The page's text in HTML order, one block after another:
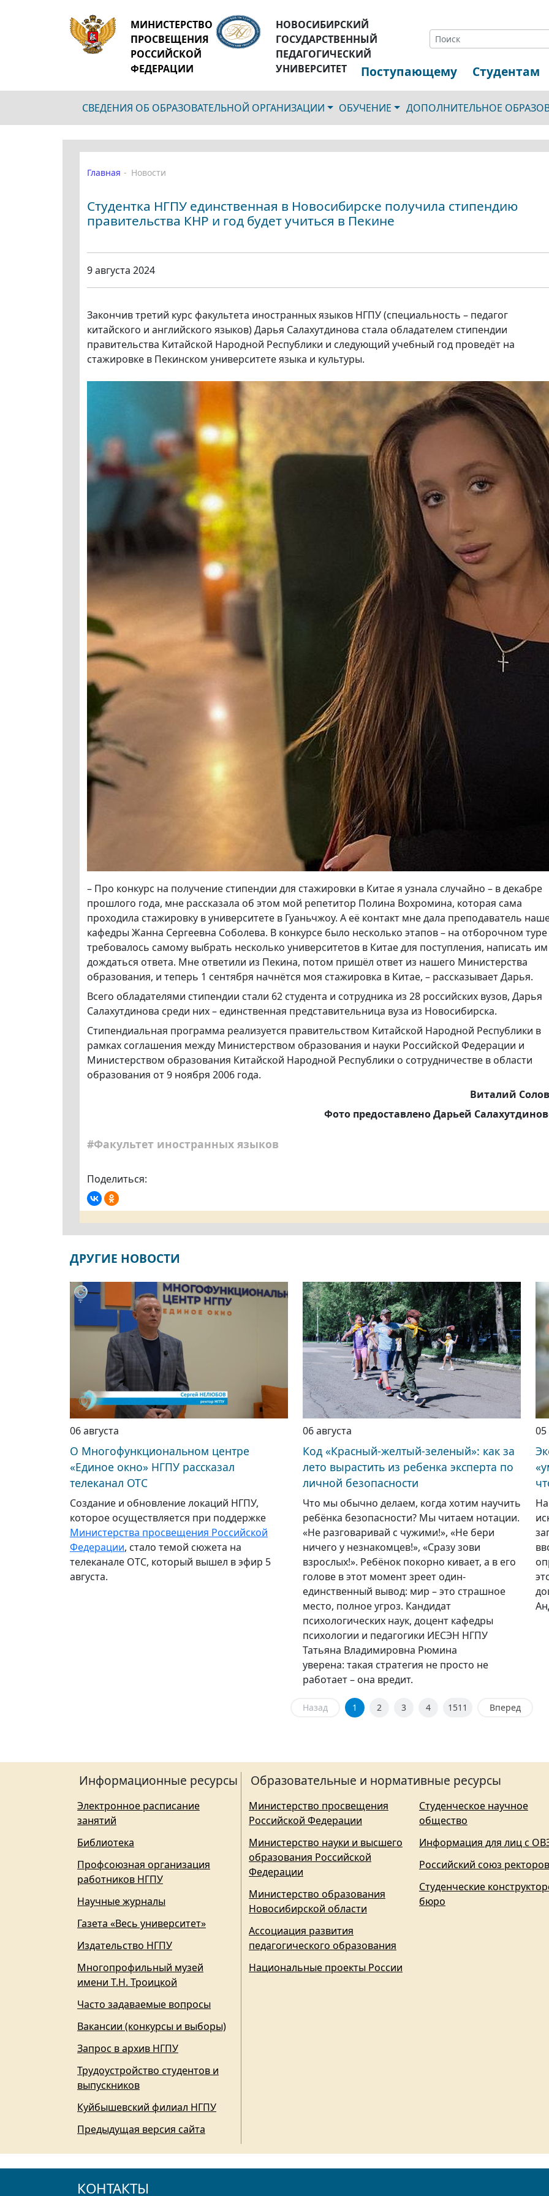
МИНИСТЕРСТВО
ПРОСВЕЩЕНИЯ
РОССИЙСКОЙ
ФЕДЕРАЦИИ
НОВОСИБИРСКИЙ
ГОСУДАРСТВЕННЫЙ
ПЕДАГОГИЧЕСКИЙ
УНИВЕРСИТЕТ
Поступающему Студентам
СВЕДЕНИЯ ОБ ОБРАЗОВАТЕЛЬНОЙ ОРГАНИЗАЦИИ ОБУЧЕНИЕ ДОПОЛНИТЕЛЬНОЕ
Главная Новости
Студентка НГПУ единственная в Новосибирске получила стипендию
правительства КНР и год будет учиться в Пекине
9 августа 2024
Закончив третий курс факультета иностранных языков НГПУ (специальность – педагог
китайского и английского языков) Дарья Салахутдинова стала обладателем стипендии
правительства Китайской Народной Республики и следующий учебный год проведёт на
стажировке в Пекинском университете языка и культуры.
– Про конкурс на получение стипендии для стажировки в Китае я узнала случайно – в декабре
прошлого года, мне рассказала об этом мой репетитор Полина Вохромина, которая сама
проходила стажировку в университете в Гуаньчжоу. А её контакт мне дала преподаватель
кафедры Жанна Сергеевна Соболева. В конкурсе было несколько этапов – на отборочном туре
требовалось самому выбрать несколько университетов в Китае для поступления, написать
дождаться ответа. Мне ответили из Пекина, потом пришёл ответ из нашего Министерства
образования, и теперь 1 сентября начнётся моя стажировка в Китае, – рассказывает Дарья.
Всего обладателями стипендии стали 62 студента и сотрудника из 28 российских вузов, Дарья
Салахутдинова среди них – единственная представительница вуза из Новосибирска.
Стипендиальная программа реализуется правительством Китайской Народной Республики в
рамках соглашения между Министерством образования и науки Российской Федерации и
Министерством образования Китайской Народной Республики о сотрудничестве в области
образования от 9 ноября 2006 года.
Виталий
Фото предоставлено Дарьей
#Факультет иностранных языков
Поделиться:
ДРУГИЕ НОВОСТИ
06 августа
О Многофункциональном центре
«Единое окно» НГПУ рассказал
телеканал ОТС
Создание и обновление локаций НГПУ,
которое осуществляется при поддержке
Министерства просвещения Российской
Федерации, стало темой сюжета на
телеканале ОТС, который вышел в эфир 5
августа.
06 августа
Код «Красный-желтый-зеленый»: как за
лето вырастить из ребенка эксперта по
личной безопасности
Что мы обычно делаем, когда хотим научить
ребёнка безопасности? Мы читаем нотации.
«Не разговаривай с чужими!», «Не бери
ничего у незнакомцев!», «Сразу зови
взрослых!». Ребёнок покорно кивает, а в его
голове в этот момент зреет один-
единственный вывод: мир – это страшное
место, полное угроз. Кандидат
психологических наук, доцент кафедры
психологии и педагогики ИЕСЭН НГПУ
Татьяна Владимировна Рюмина
уверена: такая стратегия не просто не
работает – она вредит.
05
Назад 1 2 3 4 1511 Вперед
Информационные ресурсы
Электронное расписание
занятий
Библиотека
Профсоюзная организация
работников НГПУ
Научные журналы
Газета «Весь университет»
Издательство НГПУ
Многопрофильный музей
имени Т.Н. Троицкой
Часто задаваемые вопросы
Вакансии (конкурсы и выборы)
Запрос в архив НГПУ
Трудоустройство студентов и
выпускников
Куйбышевский филиал НГПУ
Предыдущая версия сайта
Образовательные и нормативные ресурсы
Министерство просвещения
Российской Федерации
Министерство науки и высшего
образования Российской
Федерации
Министерство образования
Новосибирской области
Ассоциация развития
педагогического образования
Национальные проекты России
Студенческое научное
общество
Информация для лиц с
Российский союз ректоров
Студенческие
бюро
КОНТАКТЫ